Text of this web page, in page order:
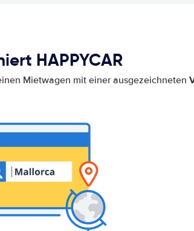
HAPPYCAR
Mietwagen mit einer ausgezeichneten